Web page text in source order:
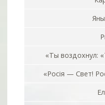
«Ты воздохнул:
«Росiя — Свет!